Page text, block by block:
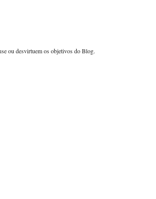
ou desvirtuem os objetivos do Blog.